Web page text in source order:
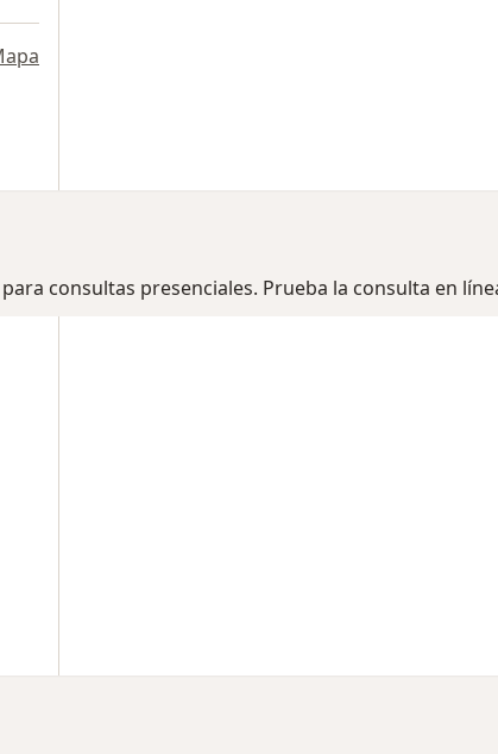
consultas presenciales. Prueba la consulta en